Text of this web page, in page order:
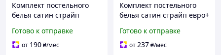
Комплект постельного
белья сатин страйп
производителя Ярослав
Готово к отправке
от 190₴/мес
Комплект постельного
белья сатин страйп евро+
Ярослав
Готово к отправке
от237₴/мес